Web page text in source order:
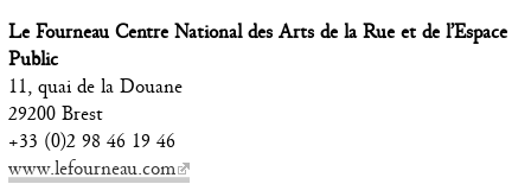
Le Fourneau Centre National des Arts de la Rue et de l’Espace
Public
11, quai de la Douane
29200 Brest
+33 (0)2 98 46 19 46
www.lefourneau.com